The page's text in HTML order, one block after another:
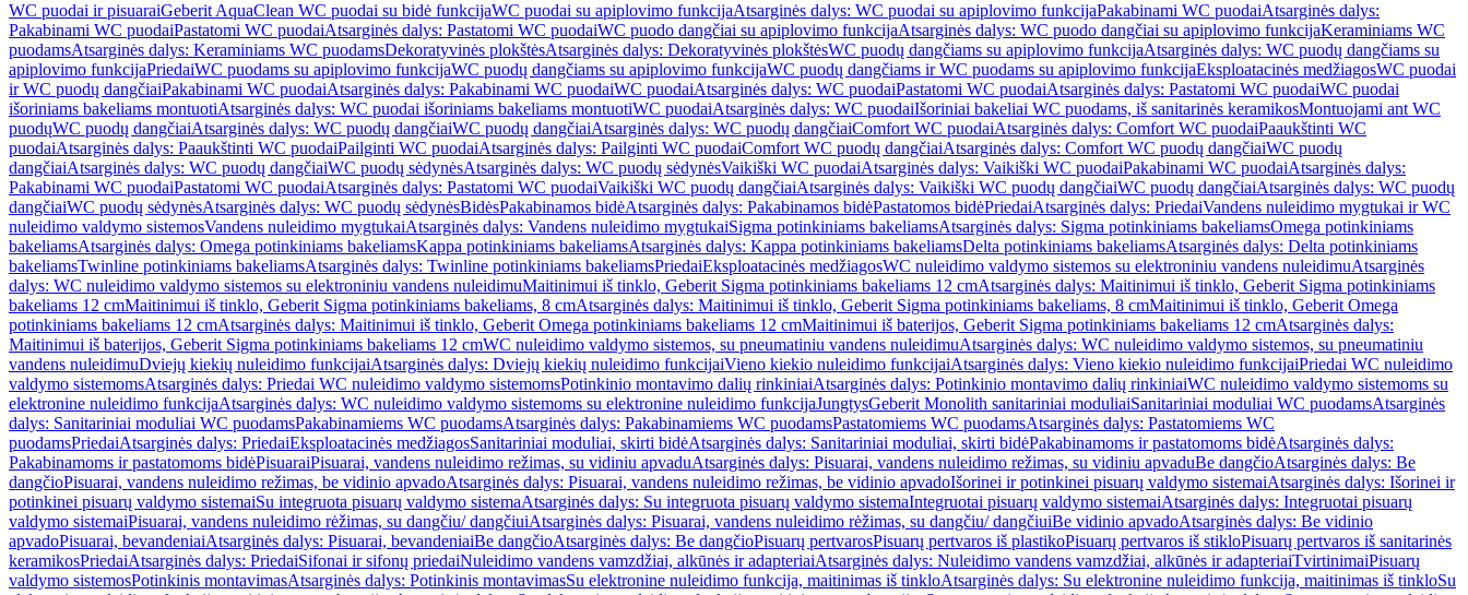
WC puodai ir pisuaraiGeberit AquaClean WC puodai su bidė funkcijaWC puodai su apiplovimo funkcijaAtsarginės dalys: WC puodai su apiplovimo funkcijaPakabinami WC puodaiAtsarginės dalys:
Pakabinami WC puodaiPastatomi WC puodaiAtsarginės dalys: Pastatomi WC puodaiWC puodo dangčiai su apiplovimo funkcijaAtsarginės dalys: WC puodo dangčiai su apiplovimo funkcijaKeraminiams WC
puodamsAtsarginės dalys: Keraminiams WC puodamsDekoratyvinės plokštėsAtsarginės dalys: Dekoratyvinės plokštėsWC puodų dangčiams su apiplovimo funkcijaAtsarginės dalys: WC puodų dangčiams su
apiplovimo funkcijaPriedaiWC puodams su apiplovimo funkcijaWC puodų dangčiams su apiplovimo funkcijaWC puodų dangčiams ir WC puodams su apiplovimo funkcijaEksploatacinės medžiagosWC puodai
ir WC puodų dangčiaiPakabinami WC puodaiAtsarginės dalys: Pakabinami WC puodaiWC puodaiAtsarginės dalys: WC puodaiPastatomi WC puodaiAtsarginės dalys: Pastatomi WC puodaiWC puodai
išoriniams bakeliams montuotiAtsarginės dalys: WC puodai išoriniams bakeliams montuotiWC puodaiAtsarginės dalys: WC puodaiIšoriniai bakeliai WC puodams, iš sanitarinės keramikosMontuojami ant WC
puodųWC puodų dangčiaiAtsarginės dalys: WC puodų dangčiaiWC puodų dangčiaiAtsarginės dalys: WC puodų dangčiaiComfort WC puodaiAtsarginės dalys: Comfort WC puodaiPaaukštinti WC
puodaiAtsarginės dalys: Paaukštinti WC puodaiPailginti WC puodaiAtsarginės dalys: Pailginti WC puodaiComfort WC puodų dangčiaiAtsarginės dalys: Comfort WC puodų dangčiaiWC puodų
dangčiaiAtsarginės dalys: WC puodų dangčiaiWC puodų sėdynėsAtsarginės dalys: WC puodų sėdynėsVaikiški WC puodaiAtsarginės dalys: Vaikiški WC puodaiPakabinami WC puodaiAtsarginės dalys:
Pakabinami WC puodaiPastatomi WC puodaiAtsarginės dalys: Pastatomi WC puodaiVaikiški WC puodų dangčiaiAtsarginės dalys: Vaikiški WC puodų dangčiaiWC puodų dangčiaiAtsarginės dalys: WC puodų
dangčiaiWC puodų sėdynėsAtsarginės dalys: WC puodų sėdynėsBidėsPakabinamos bidėAtsarginės dalys: Pakabinamos bidėPastatomos bidėPriedaiAtsarginės dalys: PriedaiVandens nuleidimo mygtukai ir WC
nuleidimo valdymo sistemosVandens nuleidimo mygtukaiAtsarginės dalys: Vandens nuleidimo mygtukaiSigma potinkiniams bakeliamsAtsarginės dalys: Sigma potinkiniams bakeliamsOmega potinkiniams
bakeliamsAtsarginės dalys: Omega potinkiniams bakeliamsKappa potinkiniams bakeliamsAtsarginės dalys: Kappa potinkiniams bakeliamsDelta potinkiniams bakeliamsAtsarginės dalys: Delta potinkiniams
bakeliamsTwinline potinkiniams bakeliamsAtsarginės dalys: Twinline potinkiniams bakeliamsPriedaiEksploatacinės medžiagosWC nuleidimo valdymo sistemos su elektroniniu vandens nuleidimuAtsarginės
dalys: WC nuleidimo valdymo sistemos su elektroniniu vandens nuleidimuMaitinimui iš tinklo, Geberit Sigma potinkiniams bakeliams 12 cmAtsarginės dalys: Maitinimui iš tinklo, Geberit Sigma potinkiniams
bakeliams 12 cmMaitinimui iš tinklo, Geberit Sigma potinkiniams bakeliams, 8 cmAtsarginės dalys: Maitinimui iš tinklo, Geberit Sigma potinkiniams bakeliams, 8 cmMaitinimui iš tinklo, Geberit Omega
potinkiniams bakeliams 12 cmAtsarginės dalys: Maitinimui iš tinklo, Geberit Omega potinkiniams bakeliams 12 cmMaitinimui iš baterijos, Geberit Sigma potinkiniams bakeliams 12 cmAtsarginės dalys:
Maitinimui iš baterijos, Geberit Sigma potinkiniams bakeliams 12 cmWC nuleidimo valdymo sistemos, su pneumatiniu vandens nuleidimuAtsarginės dalys: WC nuleidimo valdymo sistemos, su pneumatiniu
vandens nuleidimuDviejų kiekių nuleidimo funkcijaiAtsarginės dalys: Dviejų kiekių nuleidimo funkcijaiVieno kiekio nuleidimo funkcijaiAtsarginės dalys: Vieno kiekio nuleidimo funkcijaiPriedai WC nuleidimo
valdymo sistemomsAtsarginės dalys: Priedai WC nuleidimo valdymo sistemomsPotinkinio montavimo dalių rinkiniaiAtsarginės dalys: Potinkinio montavimo dalių rinkiniaiWC nuleidimo valdymo sistemoms su
elektronine nuleidimo funkcijaAtsarginės dalys: WC nuleidimo valdymo sistemoms su elektronine nuleidimo funkcijaJungtysGeberit Monolith sanitariniai moduliaiSanitariniai moduliai WC puodamsAtsarginės
dalys: Sanitariniai moduliai WC puodamsPakabinamiems WC puodamsAtsarginės dalys: Pakabinamiems WC puodamsPastatomiems WC puodamsAtsarginės dalys: Pastatomiems WC
puodamsPriedaiAtsarginės dalys: PriedaiEksploatacinės medžiagosSanitariniai moduliai, skirti bidėAtsarginės dalys: Sanitariniai moduliai, skirti bidėPakabinamoms ir pastatomoms bidėAtsarginės dalys:
Pakabinamoms ir pastatomoms bidėPisuaraiPisuarai, vandens nuleidimo režimas, su vidiniu apvaduAtsarginės dalys: Pisuarai, vandens nuleidimo režimas, su vidiniu apvaduBe dangčioAtsarginės dalys: Be
dangčioPisuarai, vandens nuleidimo režimas, be vidinio apvadoAtsarginės dalys: Pisuarai, vandens nuleidimo režimas, be vidinio apvadoIšorinei ir potinkinei pisuarų valdymo sistemaiAtsarginės dalys: Išorinei ir
potinkinei pisuarų valdymo sistemaiSu integruota pisuarų valdymo sistemaAtsarginės dalys: Su integruota pisuarų valdymo sistemaIntegruotai pisuarų valdymo sistemaiAtsarginės dalys: Integruotai pisuarų
valdymo sistemaiPisuarai, vandens nuleidimo rėžimas, su dangčiu/ dangčiuiAtsarginės dalys: Pisuarai, vandens nuleidimo rėžimas, su dangčiu/ dangčiuiBe vidinio apvadoAtsarginės dalys: Be vidinio
apvadoPisuarai, bevandeniaiAtsarginės dalys: Pisuarai, bevandeniaiBe dangčioAtsarginės dalys: Be dangčioPisuarų pertvarosPisuarų pertvaros iš plastikoPisuarų pertvaros iš stikloPisuarų pertvaros iš sanitarinės
keramikosPriedaiAtsarginės dalys: PriedaiSifonai ir sifonų priedaiNuleidimo vandens vamzdžiai, alkūnės ir adapteriaiAtsarginės dalys: Nuleidimo vandens vamzdžiai, alkūnės ir adapteriaiTvirtinimaiPisuarų
valdymo sistemosPotinkinis montavimasAtsarginės dalys: Potinkinis montavimasSu elektronine nuleidimo funkcija, maitinimas iš tinkloAtsarginės dalys: Su elektronine nuleidimo funkcija, maitinimas iš tinkloSu